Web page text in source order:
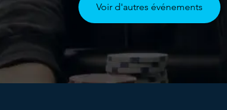
Voir d'autres événements